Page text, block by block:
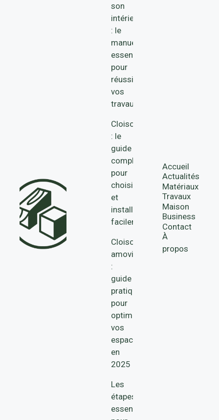
son
intérieur
: le
manuel
essentiel
pour
réussir
vos
travaux
Cloison
: le
guide
complet
pour
choisir
et
installer
facilement
Cloisons
amovibles
:
guide
pratique
pour
optimiser
vos
espaces
en
2025
Les
étapes
essentielles
Accueil
Actualités
Matériaux
Travaux
Maison
Business
Contact
À
propos